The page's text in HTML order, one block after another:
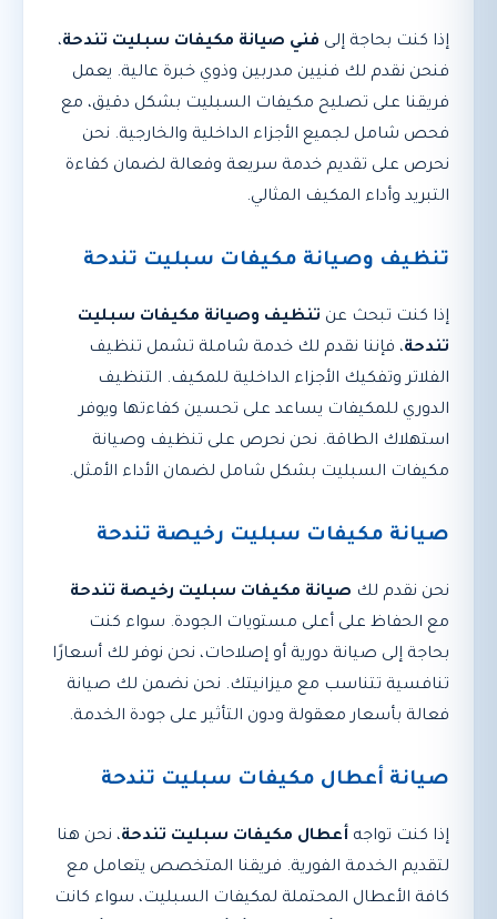
إذا كنت بحاجة إلى فني صيانة مكيفات سبليت تندحة،
فنحن نقدم لك فنيين مدربين وذوي خبرة عالية. يعمل
فريقنا على تصليح مكيفات السبليت بشكل دقيق، مع
فحص شامل لجميع الأجزاء الداخلية والخارجية. نحن
نحرص على تقديم خدمة سريعة وفعالة لضمان كفاءة
التبريد وأداء المكيف المثالي.
تنظيف وصيانة مكيفات سبليت تندحة
إذا كنت تبحث عن تنظيف وصيانة مكيفات سبليت
تندحة، فإننا نقدم لك خدمة شاملة تشمل تنظيف
الفلاتر وتفكيك الأجزاء الداخلية للمكيف. التنظيف
الدوري للمكيفات يساعد على تحسين كفاءتها ويوفر
استهلاك الطاقة. نحن نحرص على تنظيف وصيانة
مكيفات السبليت بشكل شامل لضمان الأداء الأمثل.
صيانة مكيفات سبليت رخيصة تندحة
نحن نقدم لك صيانة مكيفات سبليت رخيصة تندحة
مع الحفاظ على أعلى مستويات الجودة. سواء كنت
بحاجة إلى صيانة دورية أو إصلاحات، نحن نوفر لك أسعارًا
تنافسية تتناسب مع ميزانيتك. نحن نضمن لك صيانة
فعالة بأسعار معقولة ودون التأثير على جودة الخدمة.
صيانة أعطال مكيفات سبليت تندحة
إذا كنت تواجه أعطال مكيفات سبليت تندحة، نحن هنا
لتقديم الخدمة الفورية. فريقنا المتخصص يتعامل مع
كافة الأعطال المحتملة لمكيفات السبليت، سواء كانت